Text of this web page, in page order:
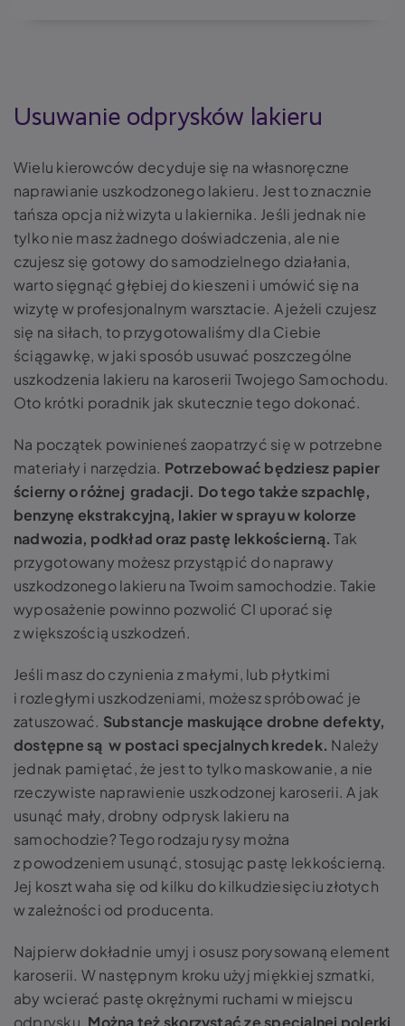
Usuwanie odprysków lakieru
Wielu kierowców decyduje się na własnoręczne
naprawianie uszkodzonego lakieru. Jest to znacznie
tańsza opcja niż wizyta u lakiernika. Jeśli jednak nie
tylko nie masz żadnego doświadczenia, ale nie
czujesz się gotowy do samodzielnego działania,
warto sięgnąć głębiej do kieszeni i umówić się na
wizytę w profesjonalnym warsztacie. A jeżeli czujesz
się na siłach, to przygotowaliśmy dla Ciebie
ściągawkę, w jaki sposób usuwać poszczególne
uszkodzenia lakieru na karoserii Twojego Samochodu.
Oto krótki poradnik jak skutecznie tego dokonać.
Na początek powinieneś zaopatrzyć się w potrzebne
materiały i narzędzia. Potrzebować będziesz papier
ścierny o różnej gradacji. Do tego także szpachlę,
benzynę ekstrakcyjną, lakier w sprayu w kolorze
nadwozia, podkład oraz pastę lekkościerną. Tak
przygotowany możesz przystąpić do naprawy
uszkodzonego lakieru na Twoim samochodzie. Takie
wyposażenie powinno pozwolić CI uporać się
z większością uszkodzeń.
Jeśli masz do czynienia z małymi, lub płytkimi
i rozległymi uszkodzeniami, możesz spróbować je
zatuszować. Substancje maskujące drobne defekty,
dostępne są w postaci specjalnych kredek. Należy
jednak pamiętać, że jest to tylko maskowanie, a nie
rzeczywiste naprawienie uszkodzonej karoserii. A jak
usunąć mały, drobny odprysk lakieru na
samochodzie?Tego rodzaju rysy można
z powodzeniem usunąć, stosując pastę lekkościerną.
Jej koszt waha się od kilku do kilkudziesięciu złotych
w zależności od producenta.
Najpierw dokładnie umyj i osusz porysowaną element
karoserii. W następnym kroku użyj miękkiej szmatki,
aby wcierać pastę okrężnymi ruchami w miejscu
odprysku. Można też skorzystać ze specjalnej polerki